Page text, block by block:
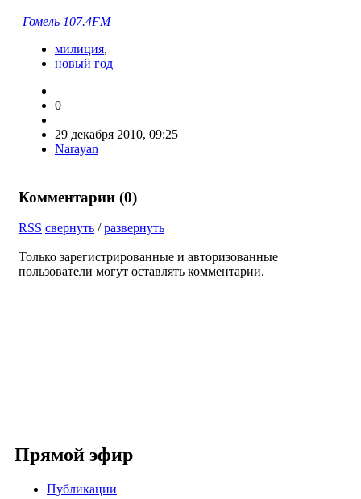
Гомель 107.4FM
милиция,
новый год
0
29 декабря 2010, 09:25
Narayan
Комментарии (0)
RSS свернуть /развернуть
Только зарегистрированные и авторизованные
пользователи могут оставлять комментарии.
Прямой эфир
Публикации